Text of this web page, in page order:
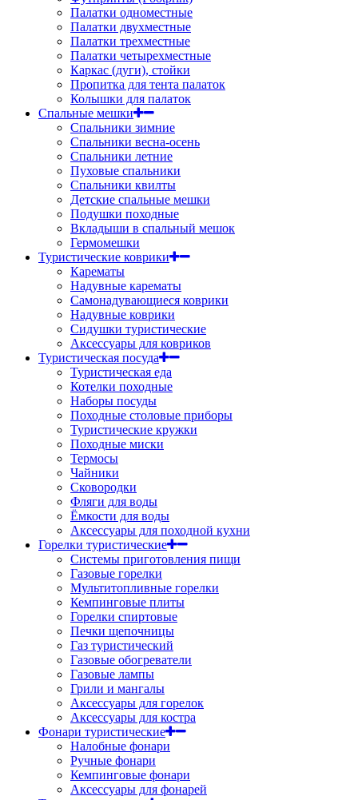
Палатки одноместные
Палатки двухместные
Палатки трехместные
Палатки четырехместные
Каркас (дуги), стойки
Пропитка для тента палаток
Колышки для палаток
Спальные мешки
Спальники зимние
Спальники весна-осень
Спальники летние
Пуховые спальники
Спальники квилты
Детские спальные мешки
Подушки походные
Вкладыши в спальный мешок
Гермомешки
Туристические коврики
Карематы
Надувные карематы
Самонадувающиеся коврики
Надувные коврики
Сидушки туристические
Аксессуары для ковриков
Туристическая посуда
Туристическая еда
Котелки походные
Наборы посуды
Походные столовые приборы
Туристические кружки
Походные миски
Термосы
Чайники
Сковородки
Фляги для воды
Ёмкости для воды
Аксессуары для походной кухни
Горелки туристические
Системы приготовления пищи
Газовые горелки
Мультитопливные горелки
Кемпинговые плиты
Горелки спиртовые
Печки щепочницы
Газ туристический
Газовые обогреватели
Газовые лампы
Грили и мангалы
Аксессуары для горелок
Аксессуары для костра
Фонари туристические
Налобные фонари
Ручные фонари
Кемпинговые фонари
Аксессуары для фонарей